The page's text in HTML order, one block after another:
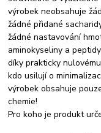
výrobek neobsahuje
žádné přidané
žádné nastavování
aminokyseliny a peptidy
díky prakticky
kdo usilují o
výrobek obsahuje
chemie!
Pro koho je produkt